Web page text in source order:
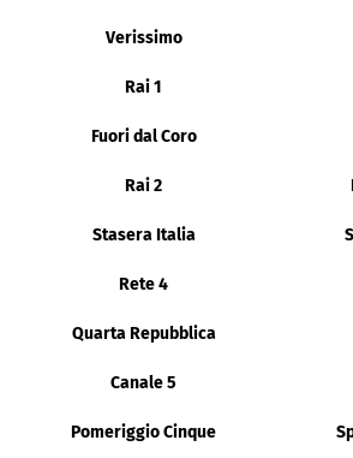
Verissimo
Rai 1
Fuori dal Coro
Rai 2
Stasera Italia
Rete 4
Quarta Repubblica
Canale 5
Pomeriggio Cinque